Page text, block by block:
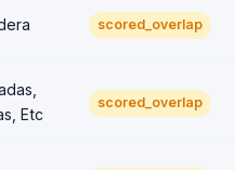
scored_overlap
Etc
scored_overlap